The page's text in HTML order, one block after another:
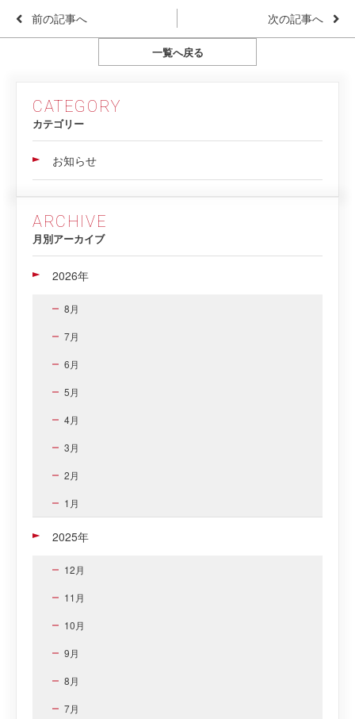
前の記事へ 次の記事へ
一覧へ戻る
CATEGORY
カテゴリー
お知らせ
ARCHIVE
月別アーカイブ
2026年
8月
7月
6月
5月
4月
3月
2月
1月
2025年
12月
11月
10月
9月
8月
7月